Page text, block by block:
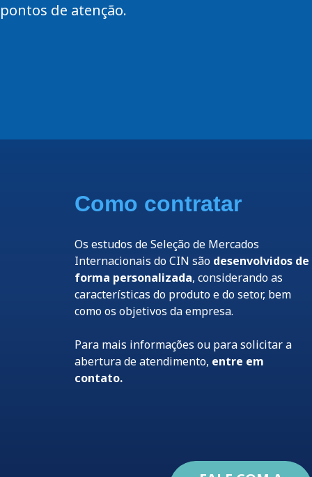
pontos de atenção.
Como contratar
Os estudos de Seleção de Mercados
Internacionais do CIN são desenvolvidos de
forma personalizada, considerando as
características do produto e do setor, bem
como os objetivos da empresa.
Para mais informações ou para solicitar a
abertura de atendimento, entre em
contato.